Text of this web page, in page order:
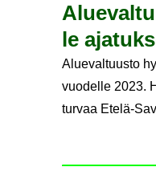
le
Aluevaltuusto
vuodelle 2023.
turvaa Etelä-